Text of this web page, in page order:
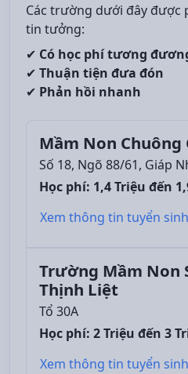
Các trường dưới đây được
tin tưởng:
✔ Có học phí tương
✔ Thuận tiện đưa đón
✔ Phản hồi nhanh
Mầm Non Chuông
Số 18, Ngõ 88/61, Giáp
Học phí: 1,4 Triệu đến
Xem thông tin tuyển sinh
Trường Mầm Non
Thịnh Liệt
Tổ 30A
Học phí: 2 Triệu đến 3
Xem thông tin tuyển sinh